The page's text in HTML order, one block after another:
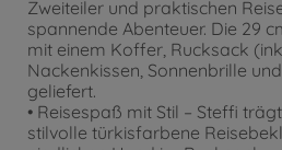
Zweiteiler und praktischen
spannende Abenteuer. Die 29
mit einem Koffer, Rucksack
Nackenkissen, Sonnenbrille
geliefert.
• Reisespaß mit Stil – Steffi
stilvolle türkisfarbene